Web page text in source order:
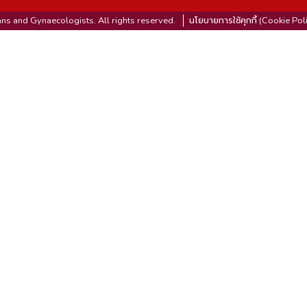
and Gynaecologists. All rights reserved. นโยบายการใช้คุกกี้ (Cookie